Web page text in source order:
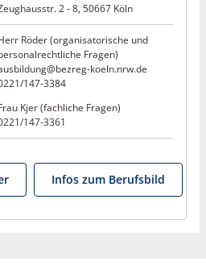
2 - 8, 50667 Köln
Röder (organisatorische und
Fragen)
koeln.nrw.de
147-3384
Kjer (fachliche Fragen)
147-3361
Infos zum Berufsbild